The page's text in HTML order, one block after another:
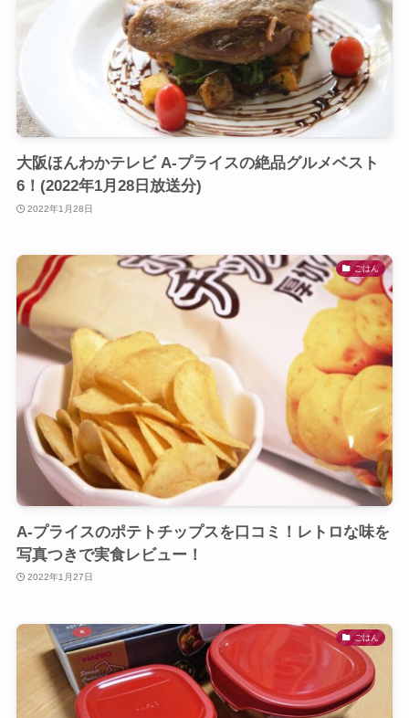
大阪ほんわかテレビ A-プライスの絶品グルメベスト
6！(2022年1月28日放送分)
2022年1月28日
ごはん
A-プライスのポテトチップスを口コミ！レトロな味を
写真つきで実食レビュー！
2022年1月27日
ごはん